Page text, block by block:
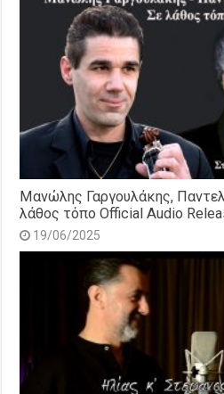
Μανώλης Γαργουλάκης,
λάθος τόπο Official Audio
19/06/2025